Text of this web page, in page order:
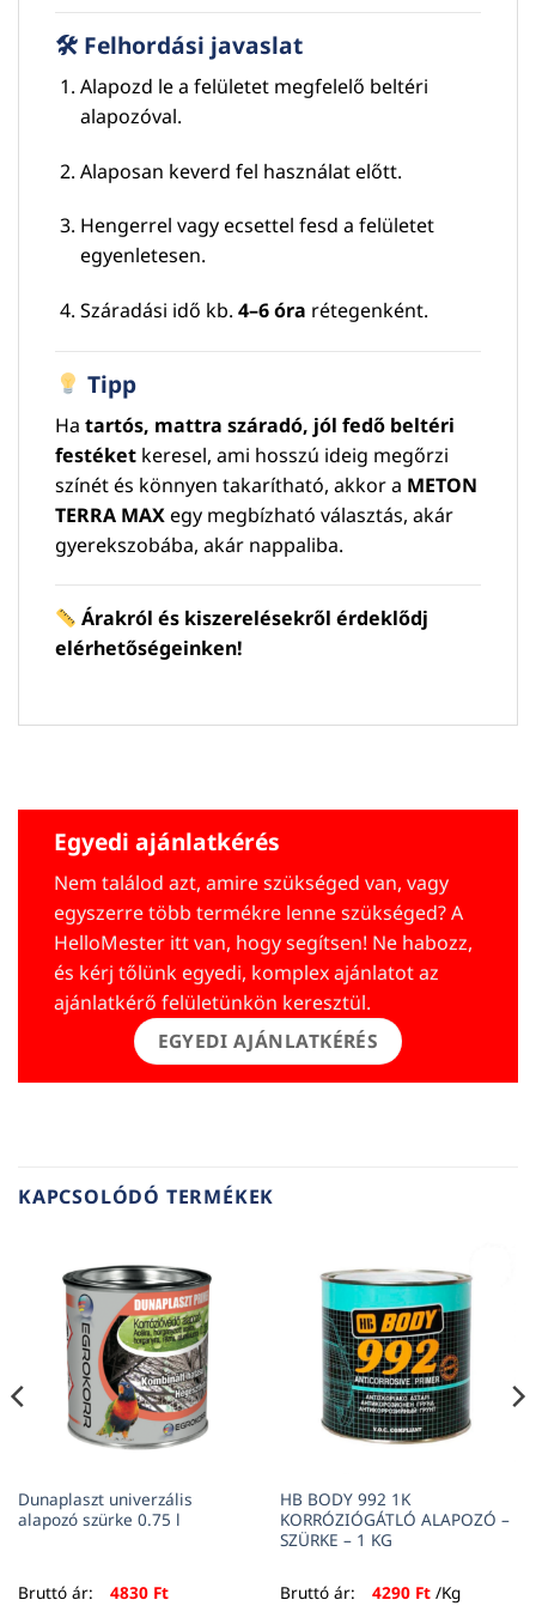
🛠 Felhordási javaslat
Alapozd le a felületet megfelelő beltéri
alapozóval.
Alaposan keverd fel használat előtt.
Hengerrel vagy ecsettel fesd a felületet
egyenletesen.
Száradási idő kb. 4–6 óra rétegenként.
Tipp
Ha tartós, mattra száradó, jól fedő beltéri
festéket keresel, ami hosszú ideig megőrzi
színét és könnyen takarítható, akkor a METON
TERRA MAXegy megbízható választás, akár
gyerekszobába, akár nappaliba.
Árakról és kiszerelésekről érdeklődj
elérhetőségeinken!
Egyedi ajánlatkérés
Nem találod azt, amire szükséged van, vagy
egyszerre több termékre lenne szükséged? A
HelloMester itt van, hogy segítsen! Ne habozz,
és kérj tőlünk egyedi, komplex ajánlatot az
ajánlatkérő felületünkön keresztül.
EGYEDI AJÁNLATKÉRÉS
KAPCSOLÓDÓ TERMÉKEK
Dunaplaszt univerzális
alapozó szürke 0.75 l
Bruttó ár: 4830 Ft
HB BODY 992 1K
KORRÓZIÓGÁTLÓ ALAPOZÓ –
SZÜRKE – 1 KG
Bruttó ár: 4290 Ft/Kg